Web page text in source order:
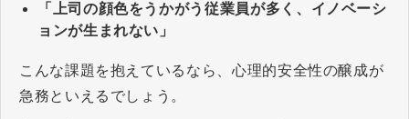
「上司の顔色をうかがう従業員が多く、イノベーシ
ョンが生まれない」
こんな課題を抱えているなら、心理的安全性の醸成が
急務といえるでしょう。